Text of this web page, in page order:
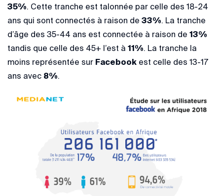
35%. Cette tranche est talonnée par celle des 18-24
ans qui sont connectés à raison de 33%. La tranche
d’âge des 35-44 ans est connectée à raison de 13%
tandis que celle des 45+ l’est à 11%. La tranche la
moins représentée sur Facebook est celle des 13-17
ans avec 8%.